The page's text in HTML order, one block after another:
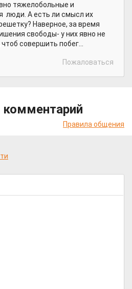
тяжелобольные и
люди. А есть ли смысл их
Наверное, за время
свободы- у них явно не
совершить побег...
Пожаловаться
Правила общения